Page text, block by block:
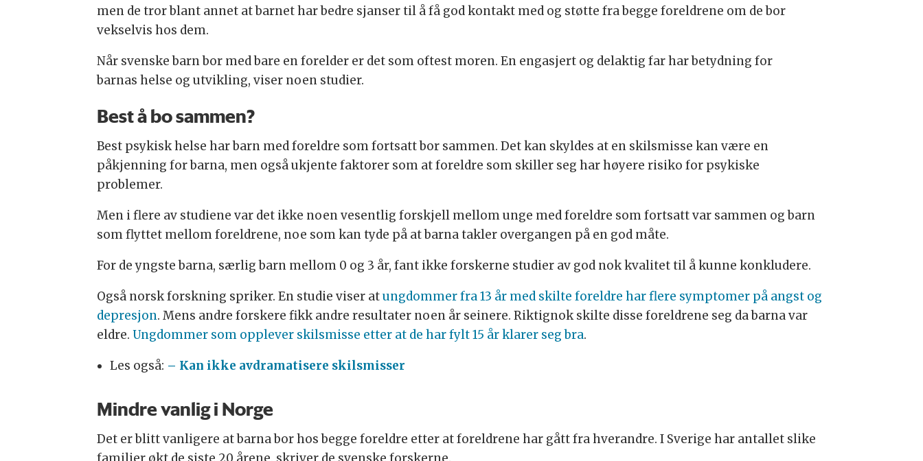
men de tror blant annet at barnet har bedre sjanser til å få god kontakt med og støtte fra begge foreldrene om de bor
vekselvis hos dem.
Når svenske barn bor med bare en forelder er det som oftest moren. En engasjert og delaktig far har betydning for
barnas helse og utvikling, viser noen studier.
Best å bo sammen?
Best psykisk helse har barn med foreldre som fortsatt bor sammen. Det kan skyldes at en skilsmisse kan være en
påkjenning for barna, men også ukjente faktorer som at foreldre som skiller seg har høyere risiko for psykiske
problemer.
Men i flere av studiene var det ikke noen vesentlig forskjell mellom unge med foreldre som fortsatt var sammen og barn
som flyttet mellom foreldrene, noe som kan tyde på at barna takler overgangen på en god måte.
For de yngste barna, særlig barn mellom 0 og 3 år, fant ikke forskerne studier av god nok kvalitet til å kunne konkludere.
Også norsk forskning spriker. En studie viser atungdommer fra 13 år med skilte foreldre har flere symptomer på angst og
depresjon. Mens andre forskere fikk andre resultater noen år seinere. Riktignok skilte disse foreldrene seg da barna var
eldre. Ungdommer som opplever skilsmisse etter at de har fylt 15 år klarer seg bra.
Les også: – Kan ikke avdramatisere skilsmisser
Mindre vanlig i Norge
Det er blitt vanligere at barna bor hos begge foreldre etter at foreldrene har gått fra hverandre. I Sverige har antallet slike